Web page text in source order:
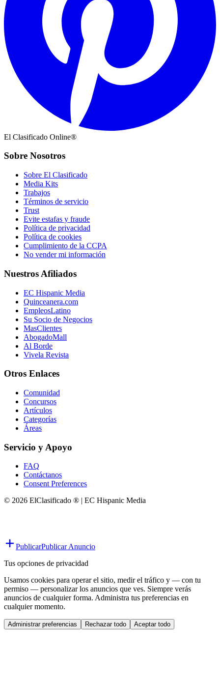
El Clasificado Online®
Sobre Nosotros
Sobre El Clasificado
Media Kits
Trabajos
Términos de servicio
Trust
Evite estafas y fraude
Política de privacidad
Política de cookies
Cumplimiento de la CCPA
No vender mi información
Nuestros Afiliados
EC Hispanic Media
Quinceanera.com
EmpleosLatino
Su Socio de Negocios
MasClientes
AbogadoMall
Al Borde
Vivela Revista
Otros Enlaces
Comunidad
Concursos
Artículos
Categorías
Áreas
Servicio y Apoyo
FAQ
Contáctanos
Consent Preferences
© 2026 ElClasificado ® | EC Hispanic Media
PublicarPublicar Anuncio
Tus opciones de privacidad
Usamos cookies para operar el sitio, medir el tráfico y — con tu
permiso — personalizar los anuncios que ves. Siempre verás
anuncios de cualquier forma. Administra tus preferencias en
cualquier momento.
Administrar preferencias Rechazar todo Aceptar todo